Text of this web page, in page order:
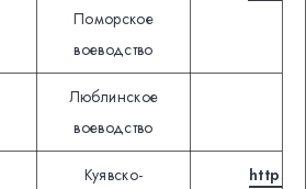
Поморское
воеводство
Люблинское
воеводство
Куявско-